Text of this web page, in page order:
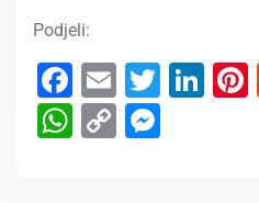
Podjeli:
Facebook
Email
WhatsApp
Copy